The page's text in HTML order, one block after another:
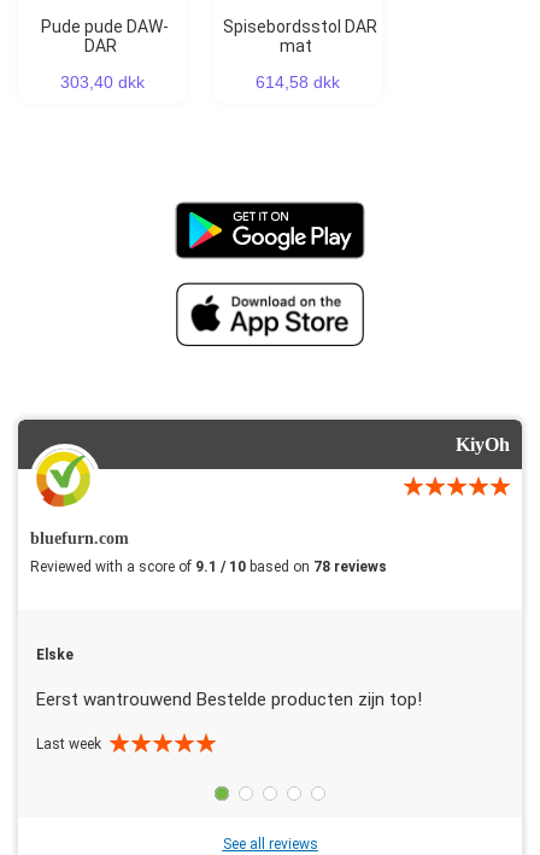
Pude pude DAW-
DAR
303,40 dkk
Spisebordsstol DAR
mat
614,58 dkk
KiyOh
bluefurn.com
Reviewed with a score of 9.1 / 10 based on 78 reviews
Elske
Eerst wantrouwend Bestelde producten zijn top!
Last week
See all reviews